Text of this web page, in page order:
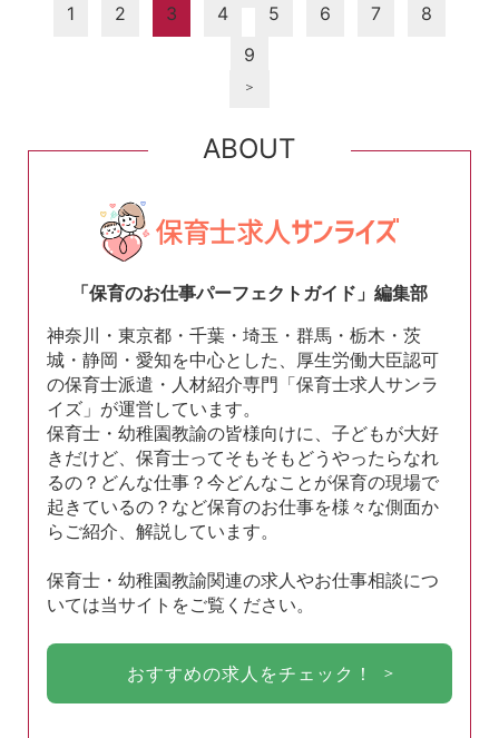
1 2 3 4 5 6 7
8
9
＞
ABOUT
「保育のお仕事パーフェクトガイド」編集部
神奈川・東京都・千葉・埼玉・群馬・栃木・茨
城・静岡・愛知を中心とした、厚生労働大臣認可
の保育士派遣・人材紹介専門「保育士求人サンラ
イズ」が運営しています。
保育士・幼稚園教諭の皆様向けに、子どもが大好
きだけど、保育士ってそもそもどうやったらなれ
るの？どんな仕事？今どんなことが保育の現場で
起きているの？など保育のお仕事を様々な側面か
らご紹介、解説しています。
保育士・幼稚園教諭関連の求人やお仕事相談につ
いては当サイトをご覧ください。
おすすめの求人をチェック！